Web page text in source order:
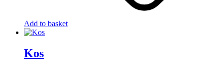
Add to basket
Kos